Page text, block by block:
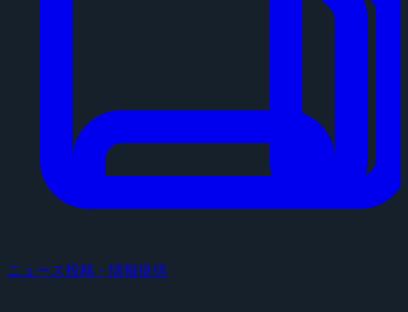
ニュース投稿・情報提供